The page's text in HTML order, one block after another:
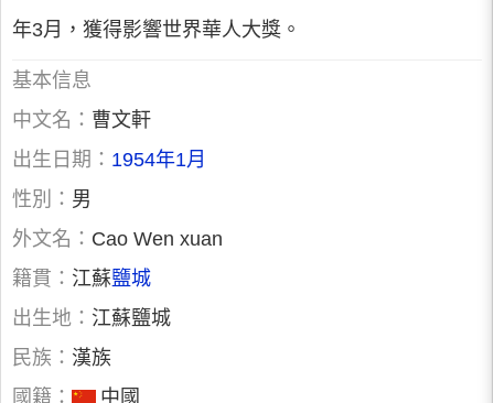
年3月，獲得影響世界華人大獎。
基本信息
中文名： 曹文軒
出生日期： 1954年1月
性別： 男
外文名： Cao Wen xuan
籍貫： 江蘇鹽城
出生地： 江蘇鹽城
民族： 漢族
國籍：
中國